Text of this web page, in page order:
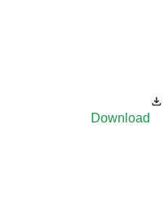
Download